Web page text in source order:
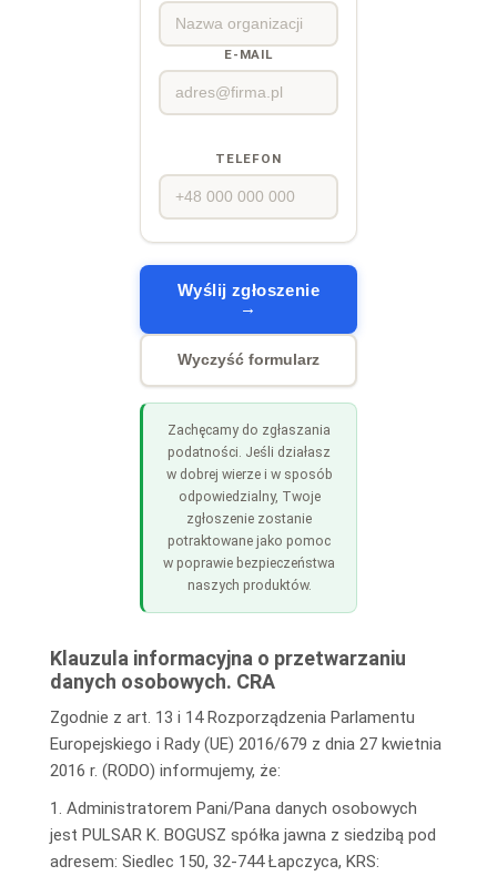
E-MAIL
TELEFON
Wyślij zgłoszenie
→
Wyczyść formularz
Zachęcamy do zgłaszania
podatności. Jeśli działasz
w dobrej wierze i w sposób
odpowiedzialny, Twoje
zgłoszenie zostanie
potraktowane jako pomoc
w poprawie bezpieczeństwa
naszych produktów.
Klauzula informacyjna o przetwarzaniu
danych osobowych. CRA
Zgodnie z art. 13 i 14 Rozporządzenia Parlamentu
Europejskiego i Rady (UE) 2016/679 z dnia 27 kwietnia
2016 r. (RODO) informujemy, że:
1. Administratorem Pani/Pana danych osobowych
jest PULSAR K. BOGUSZ spółka jawna z siedzibą pod
adresem: Siedlec 150, 32-744 Łapczyca, KRS: